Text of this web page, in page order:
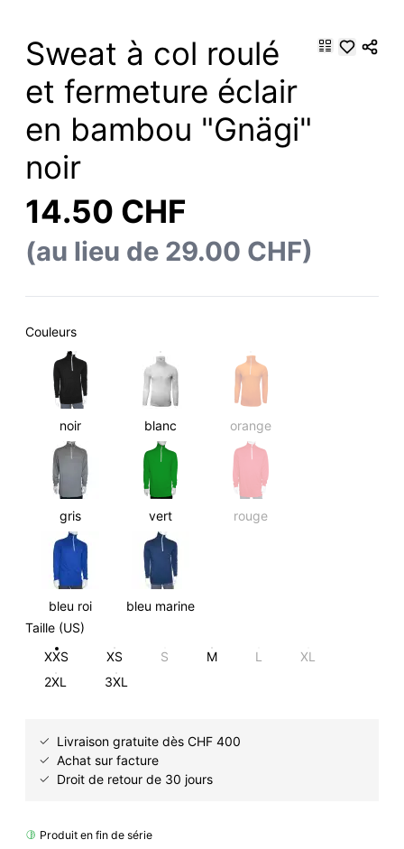
Sweat à col roulé
et fermeture éclair
en bambou "Gnägi"
noir
14.50 CHF
(au lieu de 29.00 CHF)
Couleurs
noir blanc orange
gris vert rouge
bleu roi
bleu marine
Taille (US)
XXS
XS S M L
XL
2XL
3XL
Livraison gratuite dès CHF 400
Achat sur facture
Droit de retour de 30 jours
Produit en fin de série